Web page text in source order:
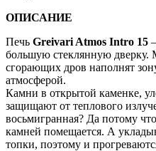
ОПИСАНИЕ
Печь Greivari Atmos Intro 15
большую стеклянную дверку.
сгорающих дров наполнят
атмосферой.
Камни в открытой каменке,
защищают от теплового
восьмигранная? Да потому
камней помещается. А
топки, поэтому и